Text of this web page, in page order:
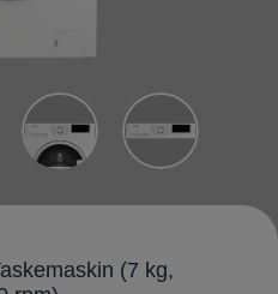
(7 kg,